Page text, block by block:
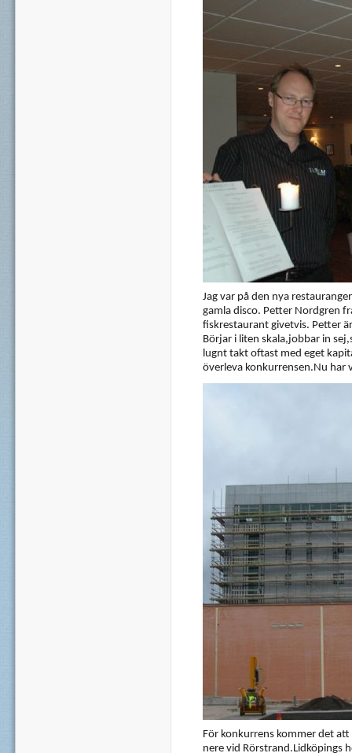
Jag var på den nya
gamla disco. Petter Nordgren
fiskrestaurant givetvis. Petter
Börjar i liten skala,jobbar in
lugnt takt oftast med eget
överleva konkurrensen.Nu har
För konkurrens kommer det
nere vid Rörstrand.Lidköpings